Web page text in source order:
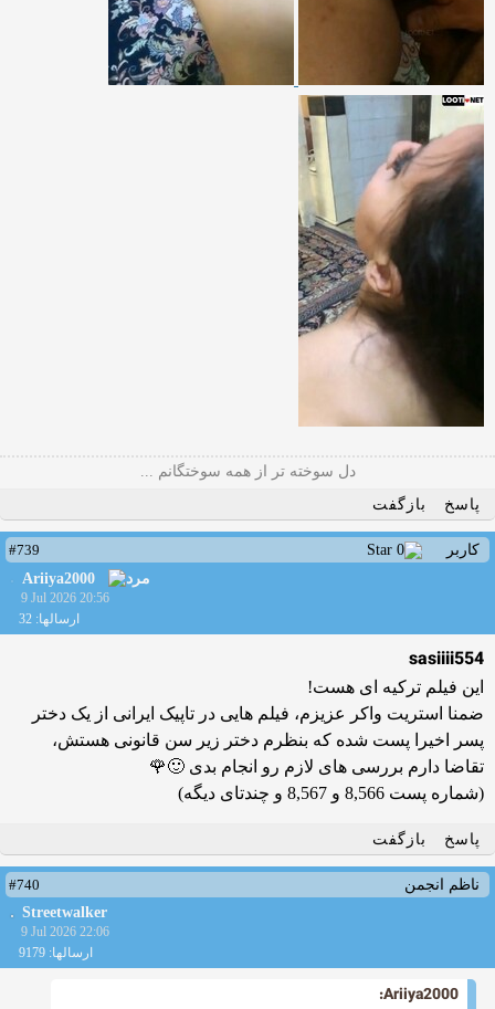
دل سوخته تر از همه سوختگانم ...
پاسخ
بازگفت
کاربر
#739
Ariiya2000
9 Jul 2026 20:56
ارسالها: 32
sasiiii554
این فیلم ترکیه ای هست!
ضمنا استریت واکر عزیزم، فیلم هایی در تاپیک ایرانی از یک دختر
پسر اخیرا پست شده که بنظرم دختر زیر سن قانونی هستش،
تقاضا دارم بررسی های لازم رو انجام بدی 🙂🌹
(شماره پست 8,566 و 8,567 و چندتای دیگه)
پاسخ بازگفت
ناظم انجمن
#740
Streetwalker
9 Jul 2026 22:06
ارسالها: 9179
Ariiya2000: